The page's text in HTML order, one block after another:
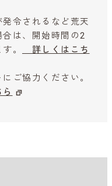
令されるなど荒天
は、開始時間の2
。
詳しくはこち
ご協力ください。